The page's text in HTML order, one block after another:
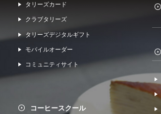
タリーズカード
クラブタリーズ
タリーズデジタルギフト
モバイルオーダー
コミュニティサイト
コーヒースクール